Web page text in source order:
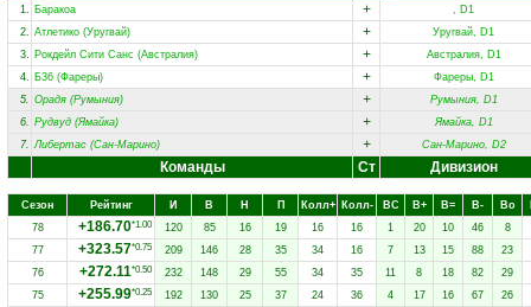
1. Баракоа +
, D1
2. Атлетико (Уругвай) +
Уругвай, D1
3. Рокдейл Сити Санс (Австралия) +
Австралия, D1
4. Б36 (Фареры) +
Фареры, D1
5. Орадя (Румыния) +
Румыния, D1
6. Рудвуд (Ямайка) +
Ямайка, D1
7. Либертас (Сан-Марино) + Сан-Марино, D2
Команды Ст Дивизион
Сезон Рейтинг И В Н П Колл+ Колл- ВC В+ В= В- Вo
78
+186.70*1.00 120 85 16 19 16 16 1 20 10 46
8
77
+323.57*0.75 209 146 28 35 34 16 7 13 15 88
23
76
+272.11*0.50 232 148 29 55 34 35 11 8 18 82 29
75
+255.99*0.25 192 130 25 37 24 36 4 17 16 67 26